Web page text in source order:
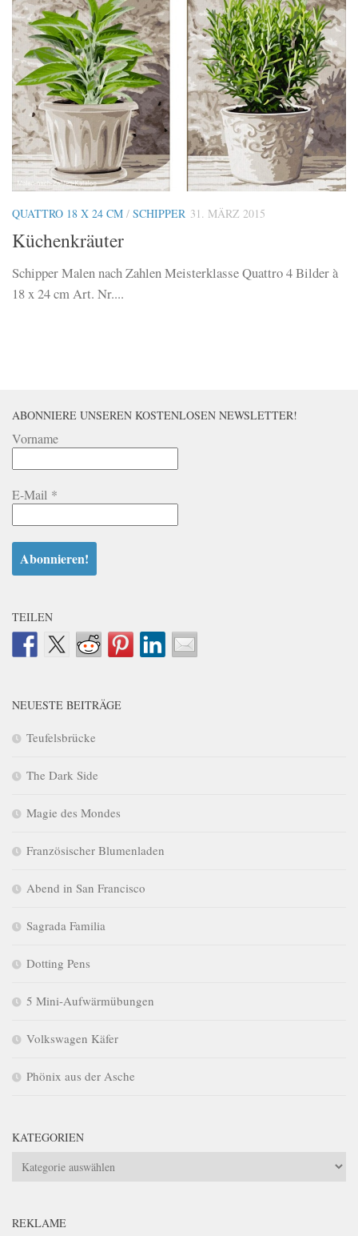
QUATTRO 18 X 24 CM / SCHIPPER 31. MÄRZ 2015
Küchenkräuter
Schipper Malen nach Zahlen Meisterklasse Quattro 4 Bilder à
18 x 24 cm Art. Nr....
ABONNIERE UNSEREN KOSTENLOSEN NEWSLETTER!
Vorname
E-Mail *
TEILEN
NEUESTE BEITRÄGE
Teufelsbrücke
The Dark Side
Magie des Mondes
Französischer Blumenladen
Abend in San Francisco
Sagrada Familia
Dotting Pens
5 Mini-Aufwärmübungen
Volkswagen Käfer
Phönix aus der Asche
KATEGORIEN
Kategorien
REKLAME